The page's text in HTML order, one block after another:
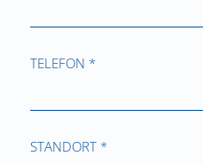
TELEFON *
STANDORT *